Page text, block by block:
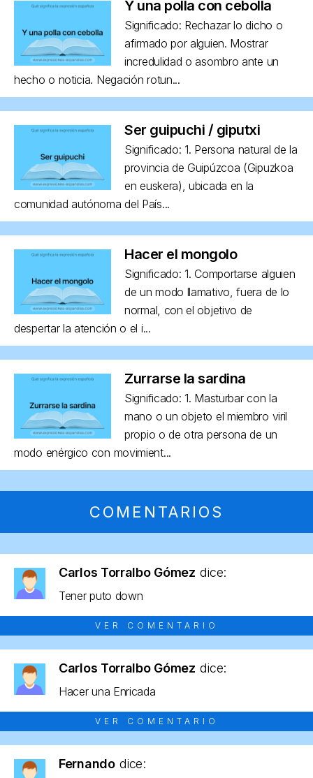
Y una polla con cebolla
Significado: Rechazar lo dicho o
afirmado por alguien. Mostrar
incredulidad o asombro ante un
hecho o noticia. Negación rotun...
Ser guipuchi / giputxi
Significado: 1. Persona natural de la
provincia de Guipúzcoa (Gipuzkoa
en euskera), ubicada en la
comunidad autónoma del País...
Hacer el mongolo
Significado: 1. Comportarse alguien
de un modo llamativo, fuera de lo
normal, con el objetivo de
despertar la atención o el i...
Zurrarse la sardina
Significado: 1. Masturbar con la
mano o un objeto el miembro viril
propio o de otra persona de un
modo enérgico con movimient...
COMENTARIOS
Carlos Torralbo Gómez dice:
Tener puto down
VER COMENTARIO
Carlos Torralbo Gómez dice:
Hacer una Enricada
VER COMENTARIO
Fernando dice: